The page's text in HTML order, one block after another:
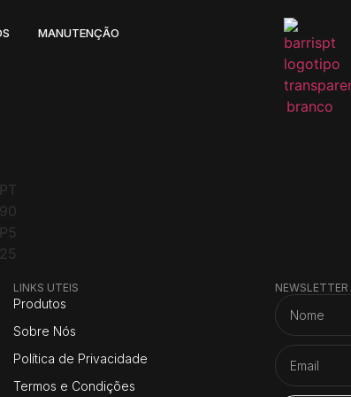
MANUTENÇÃO
LINKS UTEIS
Produtos
Sobre Nós
Política de Privacidade
Termos e Condições
NEWSLETTER